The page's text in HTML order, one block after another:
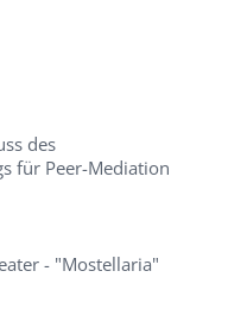
des
für Peer-Mediation
- "Mostellaria"